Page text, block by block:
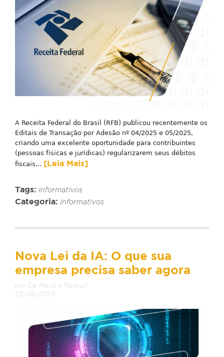
A Receita Federal do Brasil (RFB) publicou recentemente os
Editais de Transação por Adesão nº 04/2025 e 05/2025,
criando uma excelente oportunidade para contribuintes
(pessoas físicas e jurídicas) regularizarem seus débitos
fiscais... [Leia Mais]
Tags: Informativos
Categoria: Informativos
Nova Lei da IA: O que sua
empresa precisa saber agora
por De Paula e Nadruz
23/06/2025